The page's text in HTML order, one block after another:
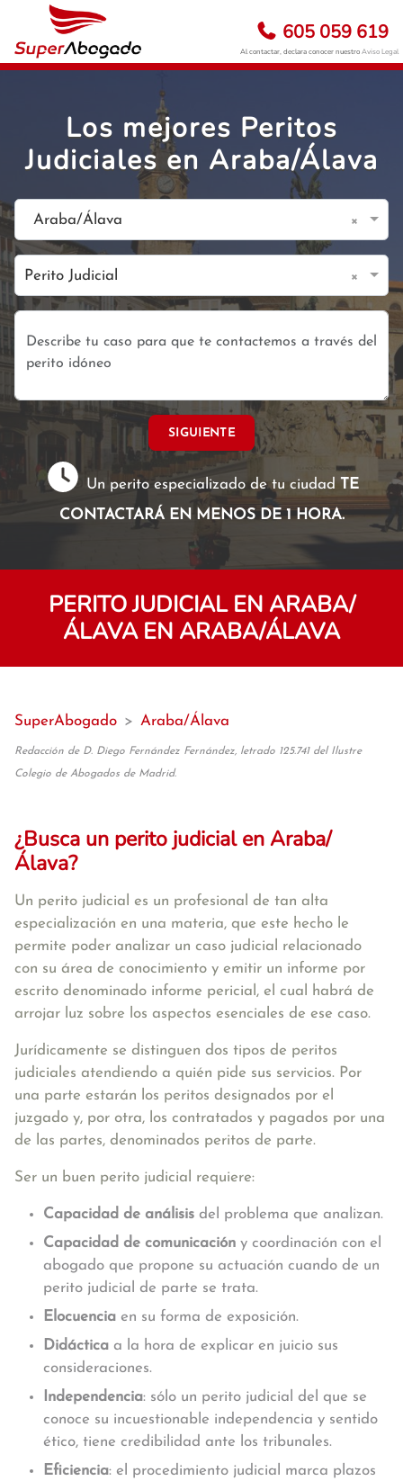
605 059 619
Al contactar, declara conocer nuestroAviso Legal
Los mejores Peritos
Judiciales en Araba/Álava
Araba/Álava ×
Perito Judicial ×
SIGUIENTE
Un perito especializado de tu ciudadTE
CONTACTARÁ EN MENOS DE 1 HORA.
PERITO JUDICIAL EN ARABA/
ÁLAVA EN ARABA/ÁLAVA
SuperAbogado > Araba/Álava
Redacción de D. Diego Fernández Fernández, letrado 125.741 del Ilustre
Colegio de Abogados de Madrid.
¿Busca un perito judicial en Araba/
Álava?
Un perito judicial es un profesional de tan alta
especialización en una materia, que este hecho le
permite poder analizar un caso judicial relacionado
con su área de conocimiento y emitir un informe por
escrito denominado informe pericial, el cual habrá de
arrojar luz sobre los aspectos esenciales de ese caso.
Jurídicamente se distinguen dos tipos de peritos
judiciales atendiendo a quién pide sus servicios. Por
una parte estarán los peritos designados por el
juzgado y, por otra, los contratados y pagados por una
de las partes, denominados peritos de parte.
Ser un buen perito judicial requiere:
Capacidad de análisis del problema que analizan.
Capacidad de comunicación y coordinación con el
abogado que propone su actuación cuando de un
perito judicial de parte se trata.
Elocuencia en su forma de exposición.
Didáctica a la hora de explicar en juicio sus
consideraciones.
Independencia: sólo un perito judicial del que se
conoce su incuestionable independencia y sentido
ético, tiene credibilidad ante los tribunales.
Eficiencia: el procedimiento judicial marca plazos